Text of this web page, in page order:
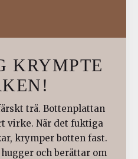
KRYMPTE
trä. Bottenplattan
virke. När det fuktiga
krymper botten fast.
och berättar om